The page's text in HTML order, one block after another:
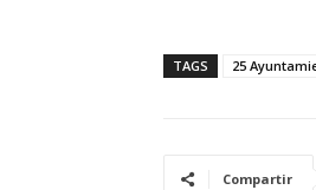
TAGS 25
Compartir